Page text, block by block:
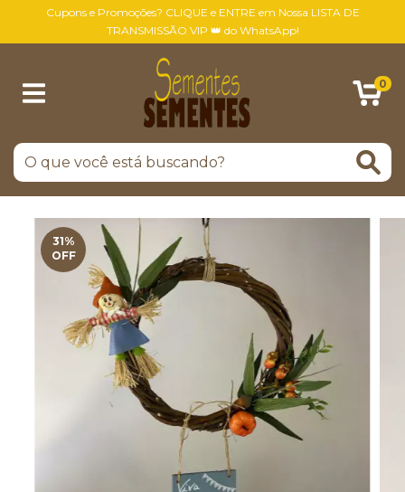
Cupons e Promoções? CLIQUE e ENTRE em Nossa LISTA DE
TRANSMISSÃO VIP 👑 do WhatsApp!
0
31%
OFF